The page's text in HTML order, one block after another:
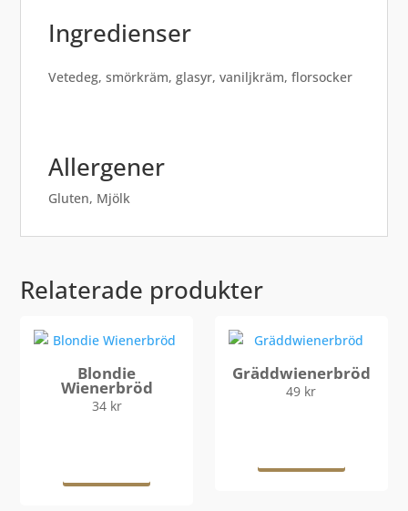
Ingredienser
Vetedeg, smörkräm, glasyr, vaniljkräm, florsocker
Allergener
Gluten, Mjölk
Relaterade produkter
Blondie
Wienerbröd
34 kr
Gräddwienerbröd
49 kr